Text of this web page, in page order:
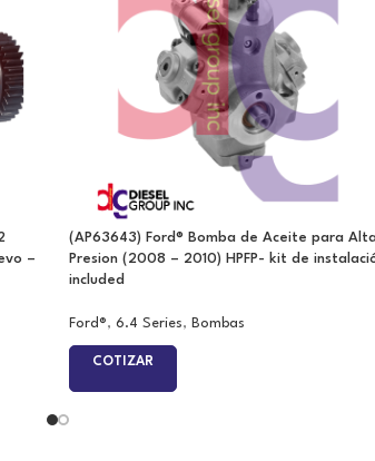
–
(AP63643) Ford® Bomba de Aceite para
Presion (2008 – 2010) HPFP- kit de
included
Ford®, 6.4 Series, Bombas
COTIZAR